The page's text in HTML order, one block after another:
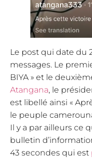
Le post qui date du
messages. Le
BIYA » et le
Atangana, le
est libellé ainsi «
le peuple
Il y a par ailleurs ce
bulletin
43 secondes qui est